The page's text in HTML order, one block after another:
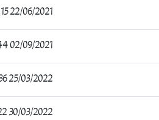
22/06/2021 23:41:15
02/09/2021 12:41:44
25/03/2022 23:53:36
30/03/2022 01:32:22